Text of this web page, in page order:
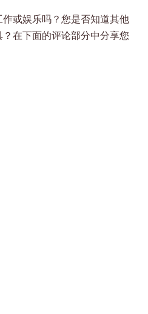
或娱乐吗？您是否知道其他
在下面的评论部分中分享您